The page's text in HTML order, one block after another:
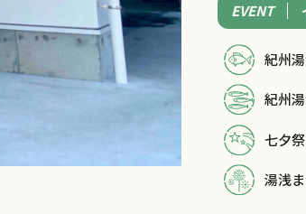
EVENT
紀州
紀州
七夕
湯浅